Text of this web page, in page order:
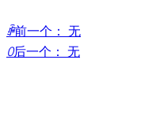
ꄴ前一个：
无
ꄲ后一个： 无